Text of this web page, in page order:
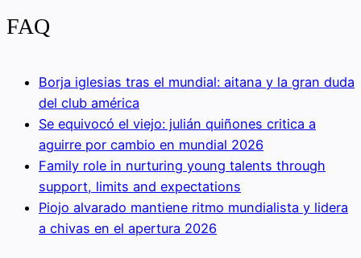
FAQ
Borja iglesias tras el mundial: aitana y la gran duda
del club américa
Se equivocó el viejo: julián quiñones critica a
aguirre por cambio en mundial 2026
Family role in nurturing young talents through
support, limits and expectations
Piojo alvarado mantiene ritmo mundialista y lidera
a chivas en el apertura 2026